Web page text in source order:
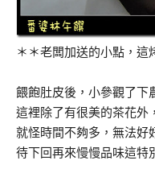
＊＊老闆加送的小點，這
餵飽肚皮後，小參觀了下
這裡除了有很美的茶花外
就怪時間不夠多，無法好
待下回再來慢慢品味這特